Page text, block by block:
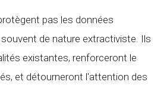
pas les données
de nature extractiviste. Ils
existantes, renforceront le
et détourneront l'attention des